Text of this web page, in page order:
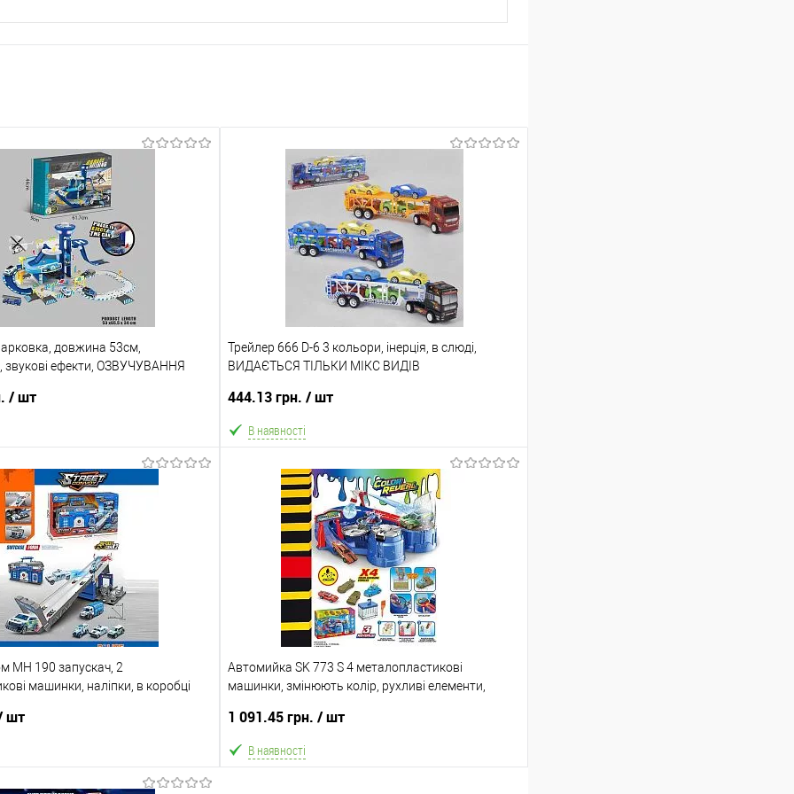
довжина 53см,
звукові ефекти, ОЗВУЧУВАННЯ
/ шт
В кошик
Порівняння
Новою поштою протягом 2-5 днів
500 грн (упаковку оплачує
Трейлер 666 D-6 3 кольори, інерція, в слюді,
ВИДАЄТЬСЯ ТІЛЬКИ МІКС ВИДІВ
444.13 грн. / шт
В наявності
В кошик
В обране Порівняння
Склад зберігання
Одеса №4
Доставка/Оплата
Відправка тільки Новою поштою протягом 2-5 днів
після повної передоплати (упаковку оплачує
кольором або малюнком (див. фото), колір та
MH 190 запускач, 2
машинки, наліпки, в коробці
шт
Автомийка SK 773 S 4 металопластикові
машинки, змінюють колір, рухливі елементи,
1 091.45 грн. / шт
В наявності